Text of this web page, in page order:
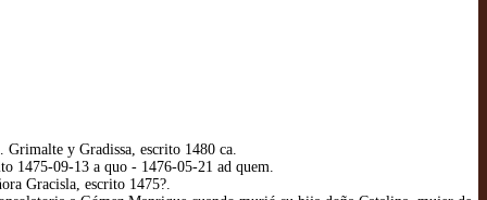
y Gradissa, escrito 1480 ca.
1475-09-13 a quo - 1476-05-21 ad quem.
Gracisla, escrito 1475?.